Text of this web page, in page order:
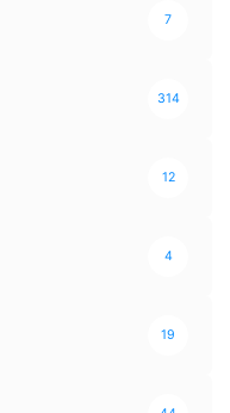
7
314
12
4
19